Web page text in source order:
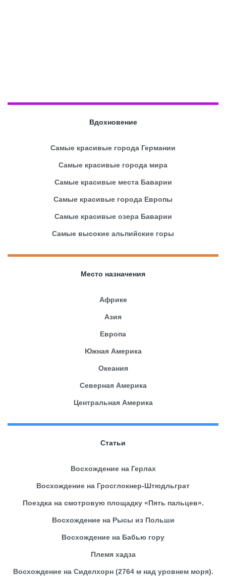
Вдохновение
Самые красивые города Германии
Самые красивые города мира
Самые красивые места Баварии
Самые красивые города Европы
Самые красивые озера Баварии
Самые высокие альпийские горы
Место назначения
Африке
Азия
Европа
Южная Америка
Океания
Северная Америка
Центральная Америка
Статьи
Восхождение на Герлах
Восхождение на Гросглокнер-Штюдльграт
Поездка на смотровую площадку «Пять пальцев».
Восхождение на Рысы из Польши
Восхождение на Бабью гору
Племя хадза
Восхождение на Сиделхорн (2764 м над уровнем моря).